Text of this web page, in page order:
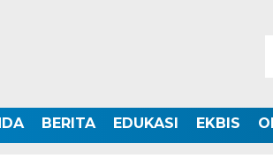
BERITA EDUKASI EKBIS